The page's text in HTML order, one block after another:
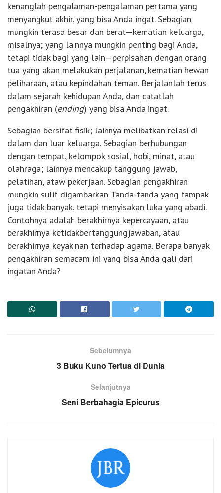
kenanglah pengalaman-pengalaman pertama yang
menyangkut akhir, yang bisa Anda ingat. Sebagian
mungkin terasa besar dan berat—kematian keluarga,
misalnya; yang lainnya mungkin penting bagi Anda,
tetapi tidak bagi yang lain—perpisahan dengan orang
tua yang akan melakukan perjalanan, kematian hewan
peliharaan, atau kepindahan teman. Berjalanlah terus
dalam sejarah kehidupan Anda, dan catatlah
pengakhiran (ending) yang bisa Anda ingat.
Sebagian bersifat fisik; lainnya melibatkan relasi di
dalam dan luar keluarga. Sebagian berhubungan
dengan tempat, kelompok sosial, hobi, minat, atau
olahraga; lainnya mencakup tanggung jawab,
pelatihan, ataw pekerjaan. Sebagian pengakhiran
mungkin sulit digambarkan. Tanda-tanda yang tampak
juga tidak banyak, tetapi menyisakan luka yang abadi.
Contohnya adalah berakhirnya kepercayaan, atau
berakhirnya ketidakbertanggungjawaban, atau
berakhirnya keyakinan terhadap agama. Berapa banyak
pengakhiran semacam ini yang bisa Anda gali dari
ingatan Anda?
Sebelumnya
3 Buku Kuno Tertua di Dunia
Selanjutnya
Seni Berbahagia Epicurus